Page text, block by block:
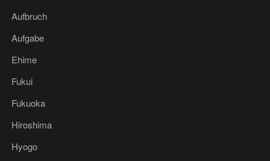
Aufbruch
Aufgabe
Ehime
Fukui
Fukuoka
Hiroshima
Hyogo